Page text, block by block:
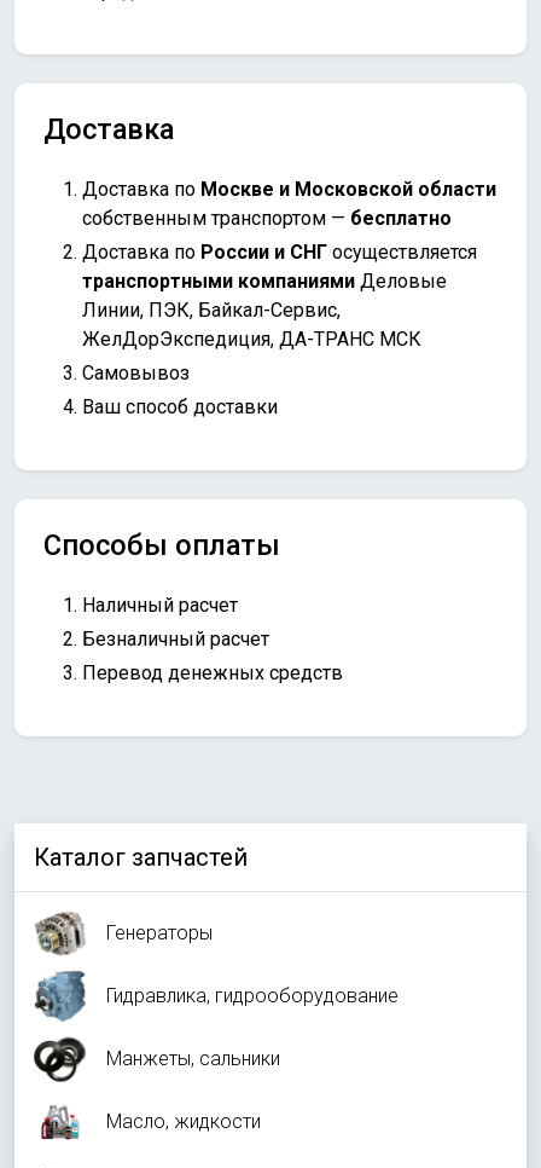
Каталог запчастей
Генераторы
Гидравлика, гидрооборудование
Манжеты, сальники
Масло, жидкости
Доставка
Доставка по Москве и Московской области
собственным транспортом — бесплатно
Доставка по России и СНГ осуществляется
транспортными компаниями Деловые
Линии, ПЭК, Байкал-Сервис,
ЖелДорЭкспедиция, ДА-ТРАНС МСК
Самовывоз
Ваш способ доставки
Способы оплаты
Наличный расчет
Безналичный расчет
Перевод денежных средств